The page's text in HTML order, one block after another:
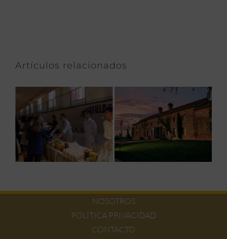
Artículos relacionados
Cómo
Planificar un
Laurel,
Empresa de
Lugares Únicos
en Madrid:
Fincas
Perfectas para
NOSOTROS
POLÍTICA PRIVACIDAD
CONTACTO